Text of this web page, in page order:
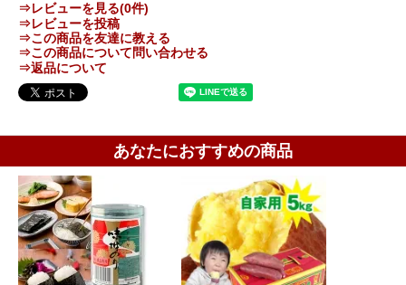
⇒レビューを見る(0件)
⇒レビューを投稿
⇒この商品を友達に教える
⇒この商品について問い合わせる
⇒返品について
あなたにおすすめの商品